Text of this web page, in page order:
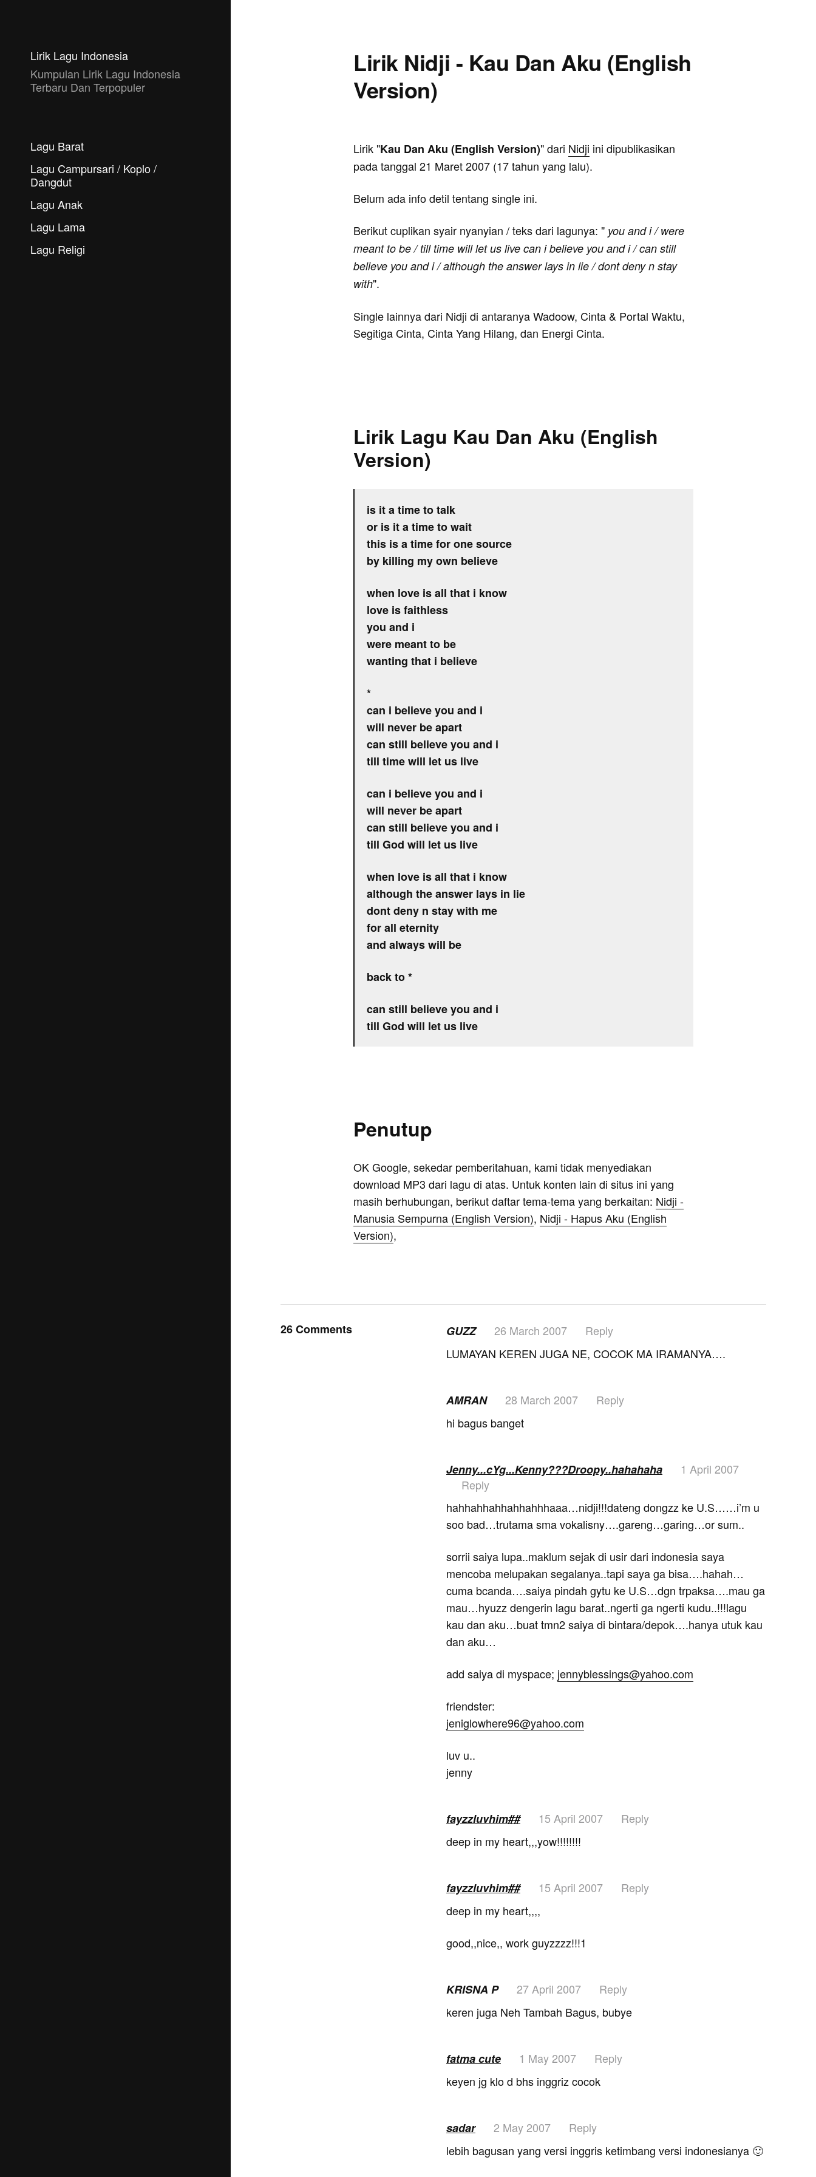
Lirik Lagu Indonesia
Kumpulan Lirik Lagu Indonesia
Terbaru Dan Terpopuler
Lagu Barat
Lagu Campursari / Koplo /
Dangdut
Lagu Anak
Lagu Lama
Lagu Religi
Lirik Nidji - Kau Dan Aku (English
Version)
Lirik "Kau Dan Aku (English Version)" dari Nidji ini dipublikasikan
pada tanggal 21 Maret 2007 (17 tahun yang lalu).
Belum ada info detil tentang single ini.
Berikut cuplikan syair nyanyian / teks dari lagunya: " you and i / were
meant to be / till time will let us live can i believe you and i / can still
believe you and i / although the answer lays in lie / dont deny n stay
with".
Single lainnya dari Nidji di antaranya Wadoow, Cinta & Portal Waktu,
Segitiga Cinta, Cinta Yang Hilang, dan Energi Cinta.
Lirik Lagu Kau Dan Aku (English
Version)
is it a time to talk
or is it a time to wait
this is a time for one source
by killing my own believe
when love is all that i know
love is faithless
you and i
were meant to be
wanting that i believe
*
can i believe you and i
will never be apart
can still believe you and i
till time will let us live
can i believe you and i
will never be apart
can still believe you and i
till God will let us live
when love is all that i know
although the answer lays in lie
dont deny n stay with me
for all eternity
and always will be
back to *
can still believe you and i
till God will let us live
Penutup
OK Google, sekedar pemberitahuan, kami tidak menyediakan
download MP3 dari lagu di atas. Untuk konten lain di situs ini yang
masih berhubungan, berikut daftar tema-tema yang berkaitan: Nidji -
Manusia Sempurna (English Version), Nidji - Hapus Aku (English
Version),
26 Comments GUZZ 26 March 2007
Reply
LUMAYAN KEREN JUGA NE, COCOK MA IRAMANYA….
AMRAN 28 March 2007
Reply
hi bagus banget
Jenny...cYg...Kenny???Droopy..hahahaha
1 April 2007
Reply
hahhahhahhahhahhhaaa…nidji!!!dateng dongzz ke U.S……i’m u
soo bad…trutama sma vokalisny….gareng…garing…or sum..
sorrii saiya lupa..maklum sejak di usir dari indonesia saya
mencoba melupakan segalanya..tapi saya ga bisa….hahah…
cuma bcanda….saiya pindah gytu ke U.S…dgn trpaksa….mau ga
mau…hyuzz dengerin lagu barat..ngerti ga ngerti kudu..!!!lagu
kau dan aku…buat tmn2 saiya di bintara/depok….hanya utuk kau
dan aku…
add saiya di myspace; jennyblessings@yahoo.com
friendster:
jeniglowhere96@yahoo.com
luv u..
jenny
fayzzluvhim## 15 April 2007
Reply
deep in my heart,,,yow!!!!!!!!
fayzzluvhim## 15 April 2007
Reply
deep in my heart,,,,
good,,nice,, work guyzzzz!!!1
KRISNA P 27 April 2007
Reply
keren juga Neh Tambah Bagus, bubye
fatma cute 1 May 2007
Reply
keyen jg klo d bhs inggriz cocok
sadar 2 May 2007
Reply
lebih bagusan yang versi inggris ketimbang versi indonesianya 🙂